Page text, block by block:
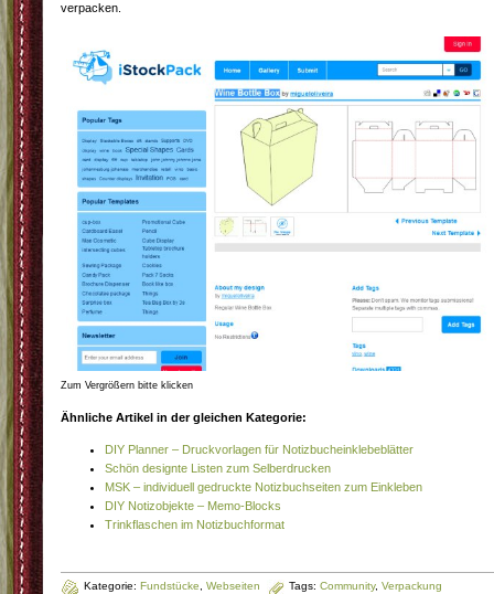
verpacken.
Zum Vergrößern bitte klicken
Ähnliche Artikel in der gleichen Kategorie:
DIY Planner – Druckvorlagen für Notizbucheinklebeblätter
Schön designte Listen zum Selberdrucken
MSK – individuell gedruckte Notizbuchseiten zum Einkleben
DIY Notizobjekte – Memo-Blocks
Trinkflaschen im Notizbuchformat
Kategorie: Fundstücke Webseiten Tags: Community, Verpackung